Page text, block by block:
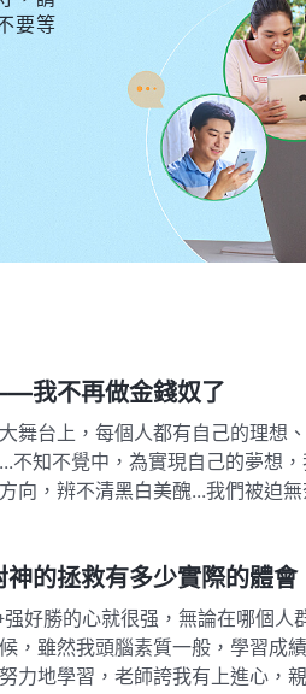
要等
我不再做金錢奴了
台上，每個人都有自己的理想
不知不覺中，為實現自己的夢想
向，辨不清黑白美醜...我們被迫
的拯救有多少實際的體會
好勝的心就很强，無論在哪個人
，雖然我頭腦素質一般，學習成
力地學習，老師誇我有上進心，